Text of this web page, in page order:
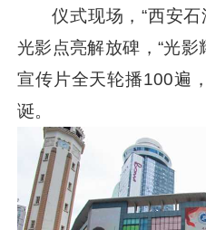
仪式现场，“西安
光影点亮解放碑，“光
宣传片全天轮播100遍
诞。